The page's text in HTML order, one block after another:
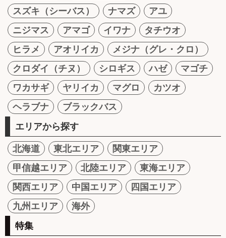
スズキ（シーバス）
ナマズ
アユ
ニジマス
アマゴ イワナ
タチウオ
ヒラメ
アオリイカ
メジナ（グレ・クロ）
クロダイ（チヌ）
シロギス ハゼ
マゴチ
ワカサギ
ヤリイカ マグロ
カツオ
ヘラブナ
ブラックバス
エリアから探す
北海道 東北エリア
関東エリア
甲信越エリア
北陸エリア
東海エリア
関西エリア
中国エリア
四国エリア
九州エリア
海外
特集